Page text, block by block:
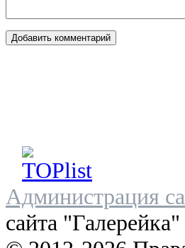
Администрация
сайта "Галерейка"